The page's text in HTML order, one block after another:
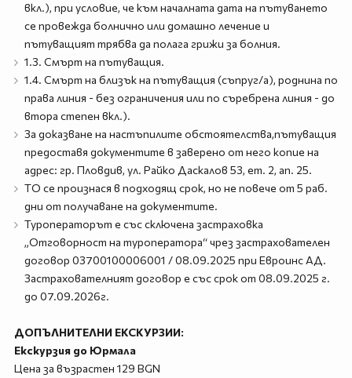
вкл.), при условие, че към началната дата на пътуването
се провежда болнично или домашно лечение и
пътуващият трябва да полага грижи за болния.
1.3. Смърт на пътуващия.
1.4. Смърт на близък на пътуващия (съпруг/а), роднина по
права линия - без ограничения или по съребрена линия - до
втора степен вкл.).
За доказване на настъпилите обстоятелства,пътуващия
предоставя документите в заверено от него копие на
адрес: гр. Пловдив, ул. Райко Даскалов 53, ет. 2, ап. 25.
ТО се произнася в подходящ срок, но не повече от 5 раб.
дни от получаване на документите.
Туроператорът е със сключена застраховка
„Отговорност на туроператора“ чрез застрахователен
договор 03700100006001 / 08.09.2025 при Евроинс АД.
Застрахователният договор е със срок от 08.09.2025 г.
до 07.09.2026г.
ДОПЪЛНИТЕЛНИ ЕКСКУРЗИИ:
Екскурзия до Юрмала
Цена за възрастен 129 BGN